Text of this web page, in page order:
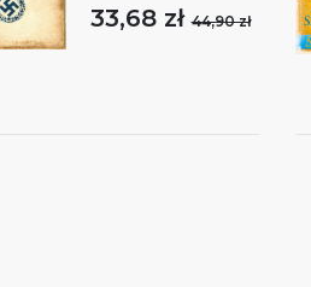
33,68 zł44,90 zł